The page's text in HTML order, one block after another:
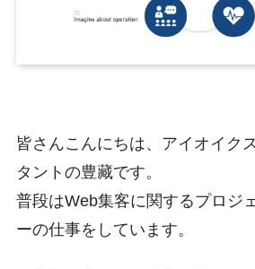
皆さんこんにちは、アイオイク
タントの豊藏です。
普段はWeb集客に関するプロジ
ーの仕事をしています。